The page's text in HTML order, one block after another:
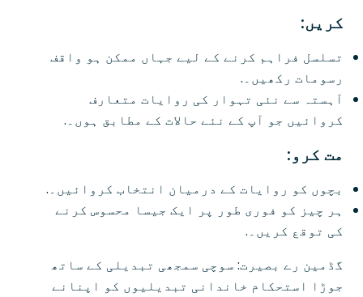
کریں:
تسلسل فراہم کرنے کے لیے جہاں ممکن ہو واقف
رسومات رکھیں۔.
آہستہ سے نئی تہوار کی روایات متعارف
کروائیں جو آپ کے نئے حالات کے مطابق ہوں۔.
مت کرو:
بچوں کو روایات کے درمیان انتخاب کروائیں۔.
ہر چیز کو فوری طور پر ایک جیسا محسوس کرنے
کی توقع کریں۔.
گڈمین رے بصیرت: سوچی سمجھی تبدیلی کے ساتھ
جوڑا استحکام خاندانی تبدیلیوں کو اپنانے